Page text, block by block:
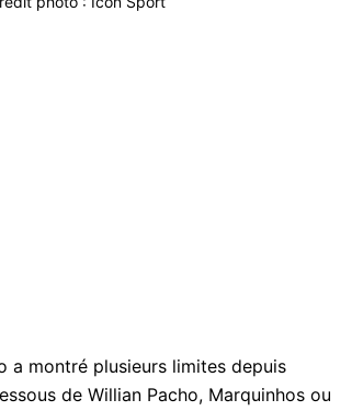
a montré plusieurs limites depuis
de Willian Pacho, Marquinhos ou